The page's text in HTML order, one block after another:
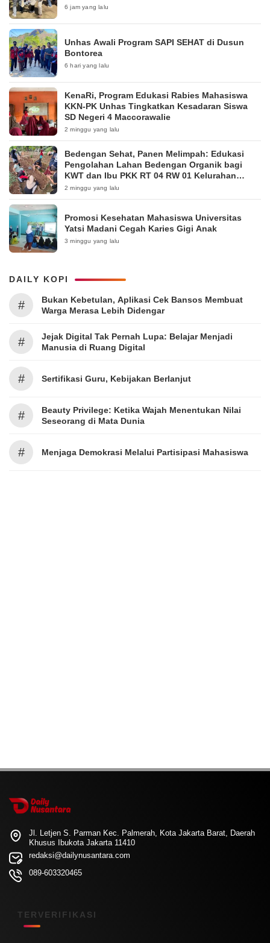
6 jam yang lalu
Unhas Awali Program SAPI SEHAT di Dusun
Bontorea
6 hari yang lalu
KenaRi, Program Edukasi Rabies Mahasiswa
KKN-PK Unhas Tingkatkan Kesadaran Siswa
SD Negeri 4 Maccorawalie
2 minggu yang lalu
Bedengan Sehat, Panen Melimpah: Edukasi
Pengolahan Lahan Bedengan Organik bagi
KWT dan Ibu PKK RT 04 RW 01 Kelurahan
Pakintelan
2 minggu yang lalu
Promosi Kesehatan Mahasiswa Universitas
Yatsi Madani Cegah Karies Gigi Anak
3 minggu yang lalu
DAILY KOPI
#
Bukan Kebetulan, Aplikasi Cek Bansos Membuat
Warga Merasa Lebih Didengar
#
Jejak Digital Tak Pernah Lupa: Belajar Menjadi
Manusia di Ruang Digital
# Sertifikasi Guru, Kebijakan Berlanjut
#
Beauty Privilege: Ketika Wajah Menentukan Nilai
Seseorang di Mata Dunia
# Menjaga Demokrasi Melalui Partisipasi Mahasiswa
Jl. Letjen S. Parman Kec. Palmerah, Kota Jakarta Barat, Daerah
Khusus Ibukota Jakarta 11410
redaksi@dailynusantara.com
089-603320465
TERVERIFIKASI